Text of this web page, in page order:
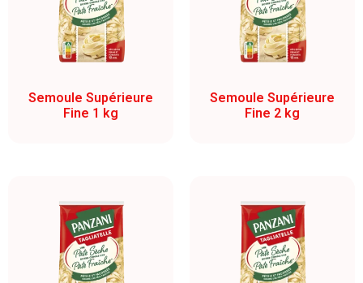
Semoule Supérieure
Fine 1 kg
Semoule Supérieure
Fine 2 kg